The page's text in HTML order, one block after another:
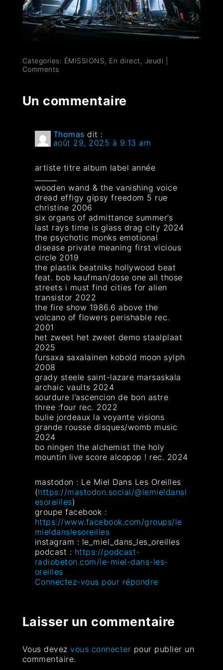
Categories: ÉMISSIONS, En direct , Jeudi
Comments
Un commentaire
Thomas dit :
août 29, 2025 à 9:13 am
artiste titre album label année
wooden wand & the vanishing voice
dread effigy gipsy freedom 5 rue
christine 2006
six organs of admittance summer’s
last rays time is glass drag city 2024
the psychotic monks emotional
disease private meaning first vicious
circle 2019
the plastik beatniks hollywood beat
feat. bob kaufman/dose one all those
streets i must find cities for alien
transistor 2022
the fire show 1986.6 above the
volcano of flowers perishable rec.
2001
het zweet het zweet demo staalplaat
2025
fursaxa saxalainen kobold moon sylph
2008
grady steele saint-lazare marsaskala
archaic vaults 2024
sourdure l’ascencion de bon astre
three :four rec. 2022
bulie jordeaux la voyante visions
grande rousse disques/womb music
2024
bo ningen the alchemist the holy
mountin live score alcopop ! rec. 2024
mastodon : Le Miel Dans Les Oreilles
(https://mastodon.social/@lemieldansl
esoreilles)
groupe facebook :
https://www.facebook.com/groups/le
mieldanslesoreilles
instagram : le_miel_dans_les_oreilles
podcast : https://podcast-
radiobeton.com/le-miel-dans-les-
oreilles
Connectez-vous pour répondre
Laisser un commentaire
Vous devezvous connecter pour publier un
commentaire.